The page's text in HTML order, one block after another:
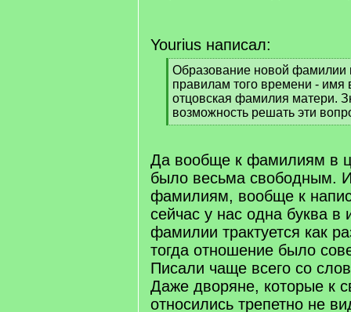
Yourius написал:
[
q
]
Образование новой фамилии
правилам того времени - имя
отцовская фамилия матери.
возможность решать эти
[
q
Да вообще к фамилиям в
было весьма свободным.
фамилиям, вообще к
сейчас у нас одна буква в
фамилии трактуется как
тогда отношение было
Писали чаще всего со
Даже дворяне, которые к
относились трепетно не